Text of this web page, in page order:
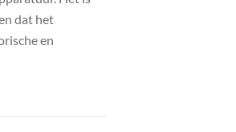
dat het
en